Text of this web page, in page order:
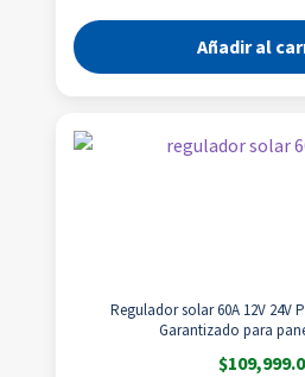
Añadir al
Regulador solar 60A 12V 24V
Garantizado para
$